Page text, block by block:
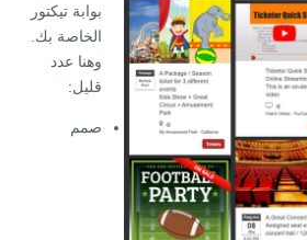
بوابة تيكتور
الخاصة بك.
وهنا عدد
قليل:
صمم